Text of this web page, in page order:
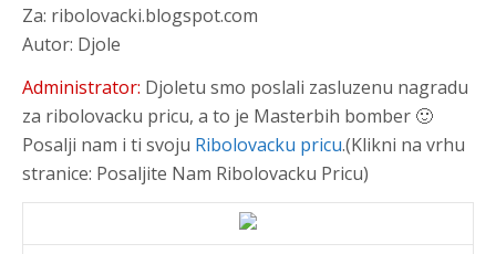
Za: ribolovacki.blogspot.com
Autor: Djole
Administrator: Djoletu smo poslali zasluzenu nagradu
za ribolovacku pricu, a to je Masterbih bomber 🙂
Posalji nam i ti svoju Ribolovacku pricu.(Klikni na vrhu
stranice: Posaljite Nam Ribolovacku Pricu)